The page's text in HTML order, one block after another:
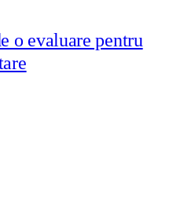
o evaluare pentru